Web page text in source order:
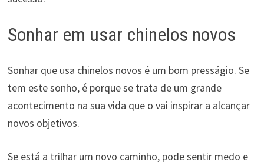
Sonhar em usar chinelos novos
Sonhar que usa chinelos novos é um bom presságio. Se
tem este sonho, é porque se trata de um grande
acontecimento na sua vida que o vai inspirar a alcançar
novos objetivos.
Se está a trilhar um novo caminho, pode sentir medo e